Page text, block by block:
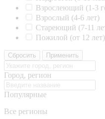
Взрослеющий (1-3
Взрослый (4-6 лет)
Стареющий (7-11
Пожилой (от 12 лет)
Сбросить Применить
Город, регион
Популярные
Все регионы